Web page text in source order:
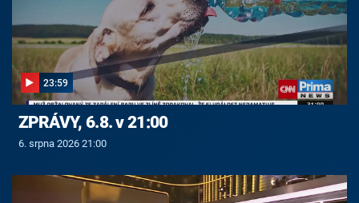
23:59
ZPRÁVY, 6.8. v 21:00
6. srpna 2026 21:00